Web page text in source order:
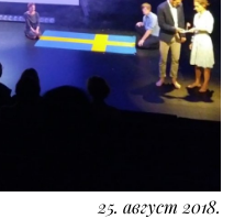
25. август 2018.